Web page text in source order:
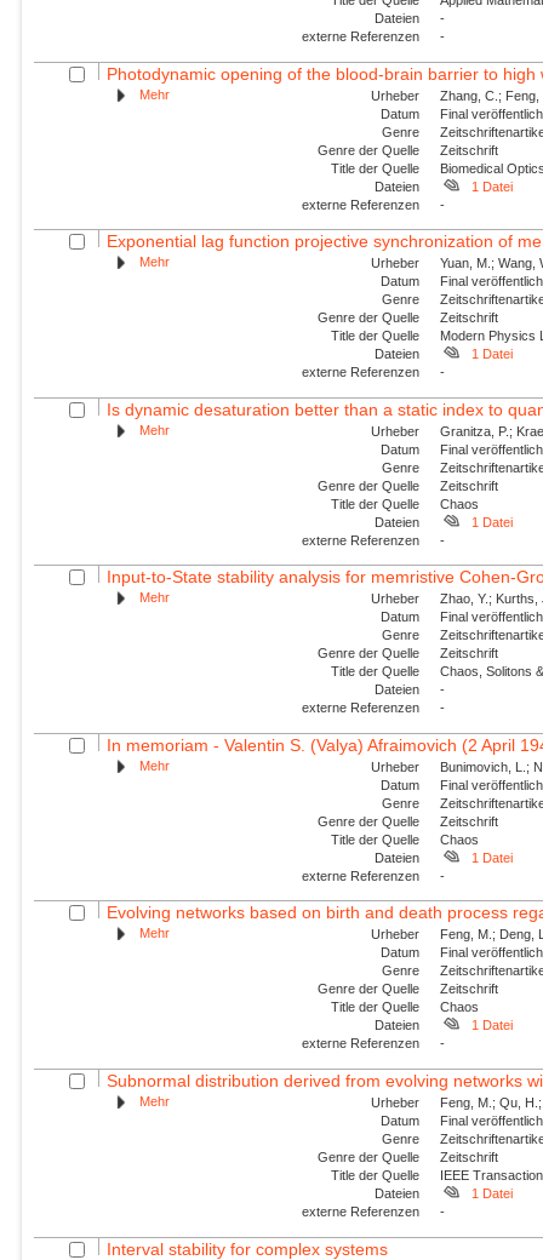
Dateien
-
externe Referenzen
-
Photodynamic opening of the blood-brain barrier to
Mehr Urheber
Zhang, C.;
Datum
Final
Genre
Genre der Quelle
Zeitschrift
Title der Quelle
Biomedical
Dateien
1 Datei
externe Referenzen
-
Exponential lag function projective synchronization of
Mehr Urheber
Yuan, M.; Wang,
Datum
Final
Genre
Genre der Quelle
Zeitschrift
Title der Quelle
Modern Physics
Dateien
1 Datei
externe Referenzen
-
Is dynamic desaturation better than a static index to
Mehr Urheber
Granitza, P.;
Datum
Final
Genre
Genre der Quelle
Zeitschrift
Title der Quelle
Chaos
Dateien
1 Datei
externe Referenzen
-
Input-to-State stability analysis for memristive Cohen-
Mehr Urheber
Zhao, Y.;
Datum
Final
Genre
Genre der Quelle
Zeitschrift
Title der Quelle
Chaos, Solitons
Dateien
-
externe Referenzen
-
In memoriam - Valentin S. (Valya) Afraimovich (2 April
Mehr Urheber
Bunimovich, L.;
Datum
Final
Genre
Genre der Quelle
Zeitschrift
Title der Quelle
Chaos
Dateien
1 Datei
externe Referenzen
-
Evolving networks based on birth and death process
Mehr Urheber
Feng, M.; Deng,
Datum
Final
Genre
Genre der Quelle
Zeitschrift
Title der Quelle
Chaos
Dateien
1 Datei
externe Referenzen
-
Subnormal distribution derived from evolving networks
Mehr Urheber
Feng, M.; Qu,
Datum
Final
Genre
Genre der Quelle
Zeitschrift
Title der Quelle
IEEE
Dateien
1 Datei
externe Referenzen
-
Interval stability for complex systems